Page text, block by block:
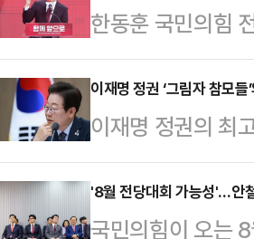
한동훈 국민의힘
그에서 열리는 북
결정한 데 대해 "
했다.한동훈 전
다"며 "피한다고
은 이날 "대통령
이재명 정권 ‘그림자 참모
이재명 정권의 최
분명해야 정상일
니다. 어쩌면 불길
아니다. 대한민국
'8월 전당대회 가능성'…안
국민의힘이 오는